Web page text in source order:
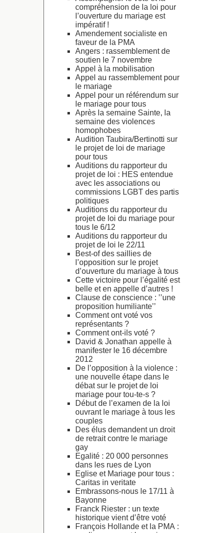
compréhension de la loi pour
l’ouverture du mariage est
impératif !
Amendement socialiste en
faveur de la PMA
Angers : rassemblement de
soutien le 7 novembre
Appel à la mobilisation
Appel au rassemblement pour
le mariage
Appel pour un référendum sur
le mariage pour tous
Après la semaine Sainte, la
semaine des violences
homophobes
Audition Taubira/Bertinotti sur
le projet de loi de mariage
pour tous
Auditions du rapporteur du
projet de loi : HES entendue
avec les associations ou
commissions LGBT des partis
politiques
Auditions du rapporteur du
projet de loi du mariage pour
tous le 6/12
Auditions du rapporteur du
projet de loi le 22/11
Best-of des saillies de
l’opposition sur le projet
d’ouverture du mariage à tous
Cette victoire pour l’égalité est
belle et en appelle d’autres !
Clause de conscience : ’’une
proposition humiliante’’
Comment ont voté vos
représentants ?
Comment ont-ils voté ?
David & Jonathan appelle à
manifester le 16 décembre
2012
De l’opposition à la violence :
une nouvelle étape dans le
débat sur le projet de loi
mariage pour tou-te-s ?
Début de l’examen de la loi
ouvrant le mariage à tous les
couples
Des élus demandent un droit
de retrait contre le mariage
gay
Egalité : 20 000 personnes
dans les rues de Lyon
Eglise et Mariage pour tous :
Caritas in veritate
Embrassons-nous le 17/11 à
Bayonne
Franck Riester : un texte
historique vient d’être voté
François Hollande et la PMA :